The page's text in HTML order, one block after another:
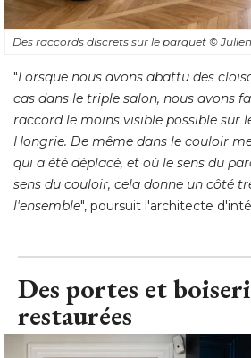
Des raccords discrets sur le parquet ©
"Lorsque nous avons abattu des
cas dans le triple salon, nous avons
raccord le moins visible possible sur
Hongrie. De même dans le couloir
qui a été déplacé, et où le sens du
sens du couloir, cela donne un côté
l'ensemble", poursuit l'architecte
Des portes et
restaurées